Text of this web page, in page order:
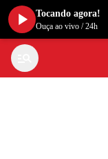
Tocando agora!
Ouça ao vivo /24h